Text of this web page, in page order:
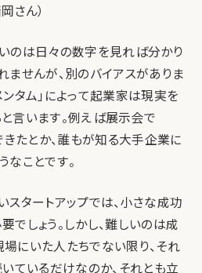
さん）
のは日々の数字を見れば分かり
ませんが、別のバイアスがありま
ンタム」によって起業家は現実を
言います。例えば展示会で
たとか、誰もが知る大手企業に
なことです。
スタートアップでは、小さな成功
でしょう。しかし、難しいのは成
にいた人たちでない限り、それ
いているだけなのか、それとも立